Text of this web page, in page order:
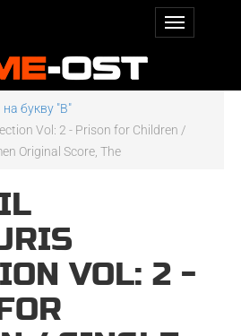
букву "B"
Vol: 2 - Prison for Children /
Original Score, The
VOL: 2 -